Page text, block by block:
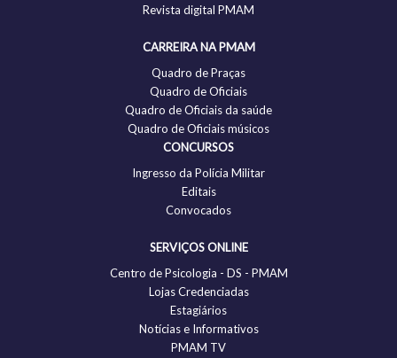
Revista digital PMAM
CARREIRA NA PMAM
Quadro de Praças
Quadro de Oficiais
Quadro de Oficiais da saúde
Quadro de Oficiais músicos
CONCURSOS
Ingresso da Polícia Militar
Editais
Convocados
SERVIÇOS ONLINE
Centro de Psicologia - DS - PMAM
Lojas Credenciadas
Estagiários
Notícias e Informativos
PMAM TV